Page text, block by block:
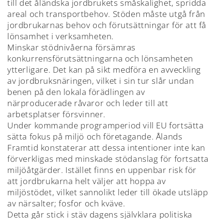
till det åländska jordbrukets småskalighet, spridda
areal och transportbehov. Stöden måste utgå från
jordbrukarnas behov och förutsättningar för att få
lönsamhet i verksamheten.
Minskar stödnivåerna försämras
konkurrensförutsättningarna och lönsamheten
ytterligare. Det kan på sikt medföra en avveckling
av jordbruksnäringen, vilket i sin tur slår undan
benen på den lokala förädlingen av
närproducerade råvaror och leder till att
arbetsplatser försvinner.
Under kommande programperiod vill EU fortsätta
sätta fokus på miljö och företagande. Ålands
Framtid konstaterar att dessa intentioner inte kan
förverkligas med minskade stödanslag för fortsatta
miljöåtgärder. Istället finns en uppenbar risk för
att jordbrukarna helt väljer att hoppa av
miljöstödet, vilket sannolikt leder till ökade utsläpp
av närsalter; fosfor och kväve.
Detta går stick i stäv dagens självklara politiska